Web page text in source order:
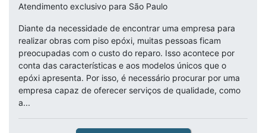
Atendimento exclusivo para São Paulo
Diante da necessidade de encontrar uma empresa para
realizar obras com piso epóxi, muitas pessoas ficam
preocupadas com o custo do reparo. Isso acontece por
conta das características e aos modelos únicos que o
epóxi apresenta. Por isso, é necessário procurar por uma
empresa capaz de oferecer serviços de qualidade, como
a...